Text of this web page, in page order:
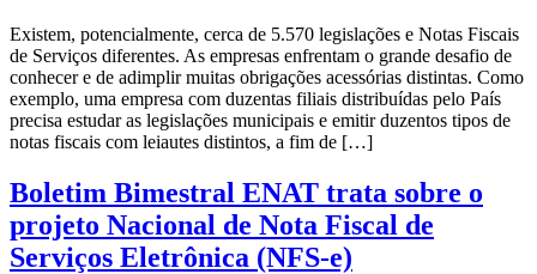
Existem, potencialmente, cerca de 5.570 legislações e Notas Fiscais
de Serviços diferentes. As empresas enfrentam o grande desafio de
conhecer e de adimplir muitas obrigações acessórias distintas. Como
exemplo, uma empresa com duzentas filiais distribuídas pelo País
precisa estudar as legislações municipais e emitir duzentos tipos de
notas fiscais com leiautes distintos, a fim de […]
Boletim Bimestral ENAT trata sobre o
projeto Nacional de Nota Fiscal de
Serviços Eletrônica (NFS-e)